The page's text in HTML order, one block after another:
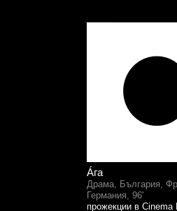
Áга
Драма, България,
Германия, 96'
прожекции в Cinema